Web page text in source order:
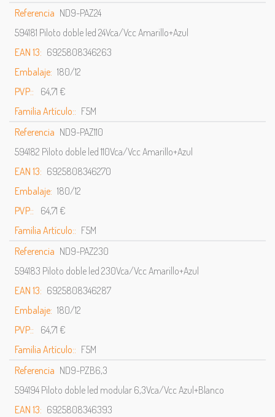
Referencia ND9-PAZ24
594181 Piloto doble led 24Vca/Vcc Amarillo+Azul
EAN 13: 6925808346263
Embalaje: 180/12
PVP::
64,71 €
Familia Artículo:: F5M
Referencia ND9-PAZ110
594182 Piloto doble led 110Vca/Vcc Amarillo+Azul
EAN 13: 6925808346270
Embalaje: 180/12
PVP::
64,71 €
Familia Artículo:: F5M
Referencia ND9-PAZ230
594183 Piloto doble led 230Vca/Vcc Amarillo+Azul
EAN 13: 6925808346287
Embalaje: 180/12
PVP::
64,71 €
Familia Artículo:: F5M
Referencia ND9-PZB6,3
594194 Piloto doble led modular 6,3Vca/Vcc Azul+Blanco
EAN 13: 6925808346393